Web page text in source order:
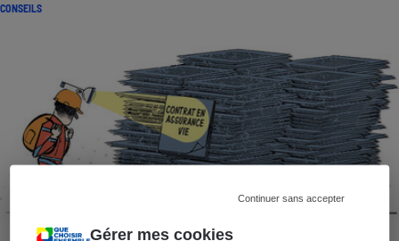
Gérer mes cookies
Continuer sans accepter
CONSEILS